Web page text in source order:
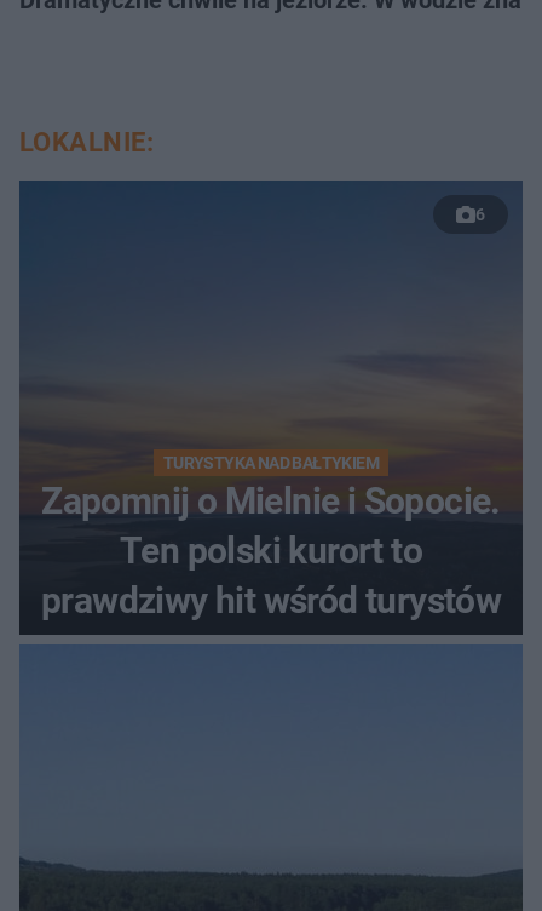
LOKALNIE:
6
TURYSTYKA NAD BAŁTYKIEM
Zapomnij o Mielnie i Sopocie.
Ten polski kurort to
prawdziwy hit wśród turystów